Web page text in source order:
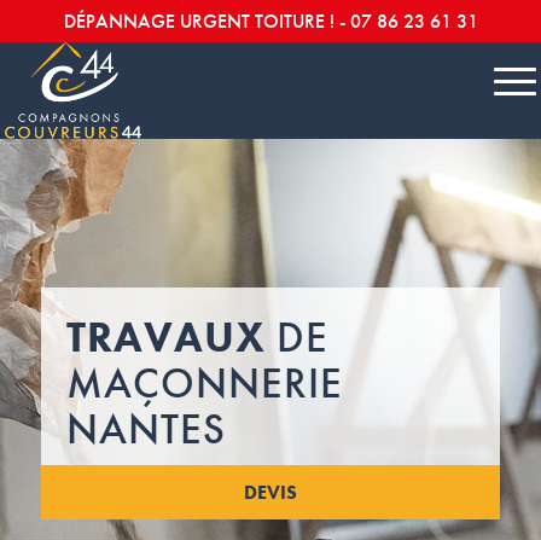
DÉPANNAGE URGENT TOITURE ! -07 86 23 61 31
TRAVAUX DE
MAÇONNERIE
NANTES
DEVIS